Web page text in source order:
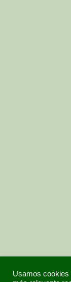
Usamos cookies